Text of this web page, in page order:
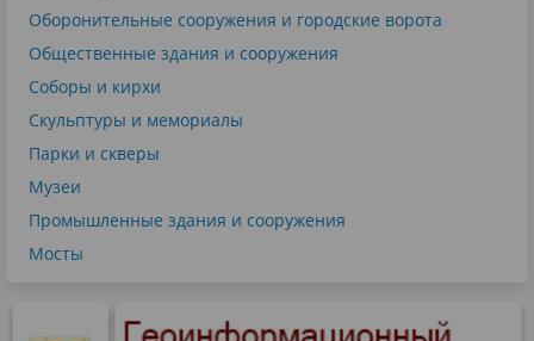
Оборонительные сооружения и городские ворота
Общественные здания и сооружения
Соборы и кирхи
Скульптуры и мемориалы
Парки и скверы
Музеи
Промышленные здания и сооружения
Мосты